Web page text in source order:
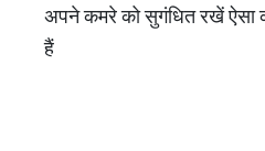
अपने कमरे को सुगंधित रखें ऐसा
हैं